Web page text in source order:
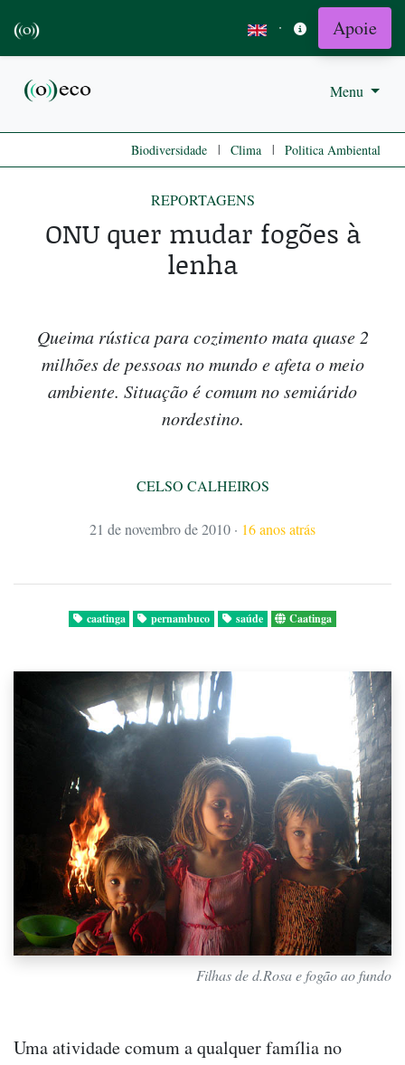
· Apoie
Menu
Biodiversidade | Clima | Politica Ambiental
REPORTAGENS
ONU quer mudar fogões à
lenha
Queima rústica para cozimento mata quase 2
milhões de pessoas no mundo e afeta o meio
ambiente. Situação é comum no semiárido
nordestino.
CELSO CALHEIROS
21 de novembro de 2010 · 16 anos atrás
caatinga pernambuco saúde Caatinga
Filhas de d.Rosa e fogão ao fundo
Uma atividade comum a qualquer família no